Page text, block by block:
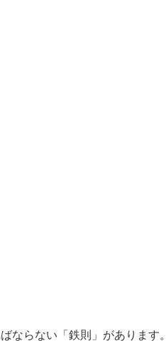
ならない「鉄則」があります。